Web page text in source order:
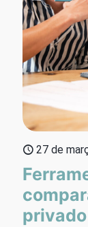
27 de
privado